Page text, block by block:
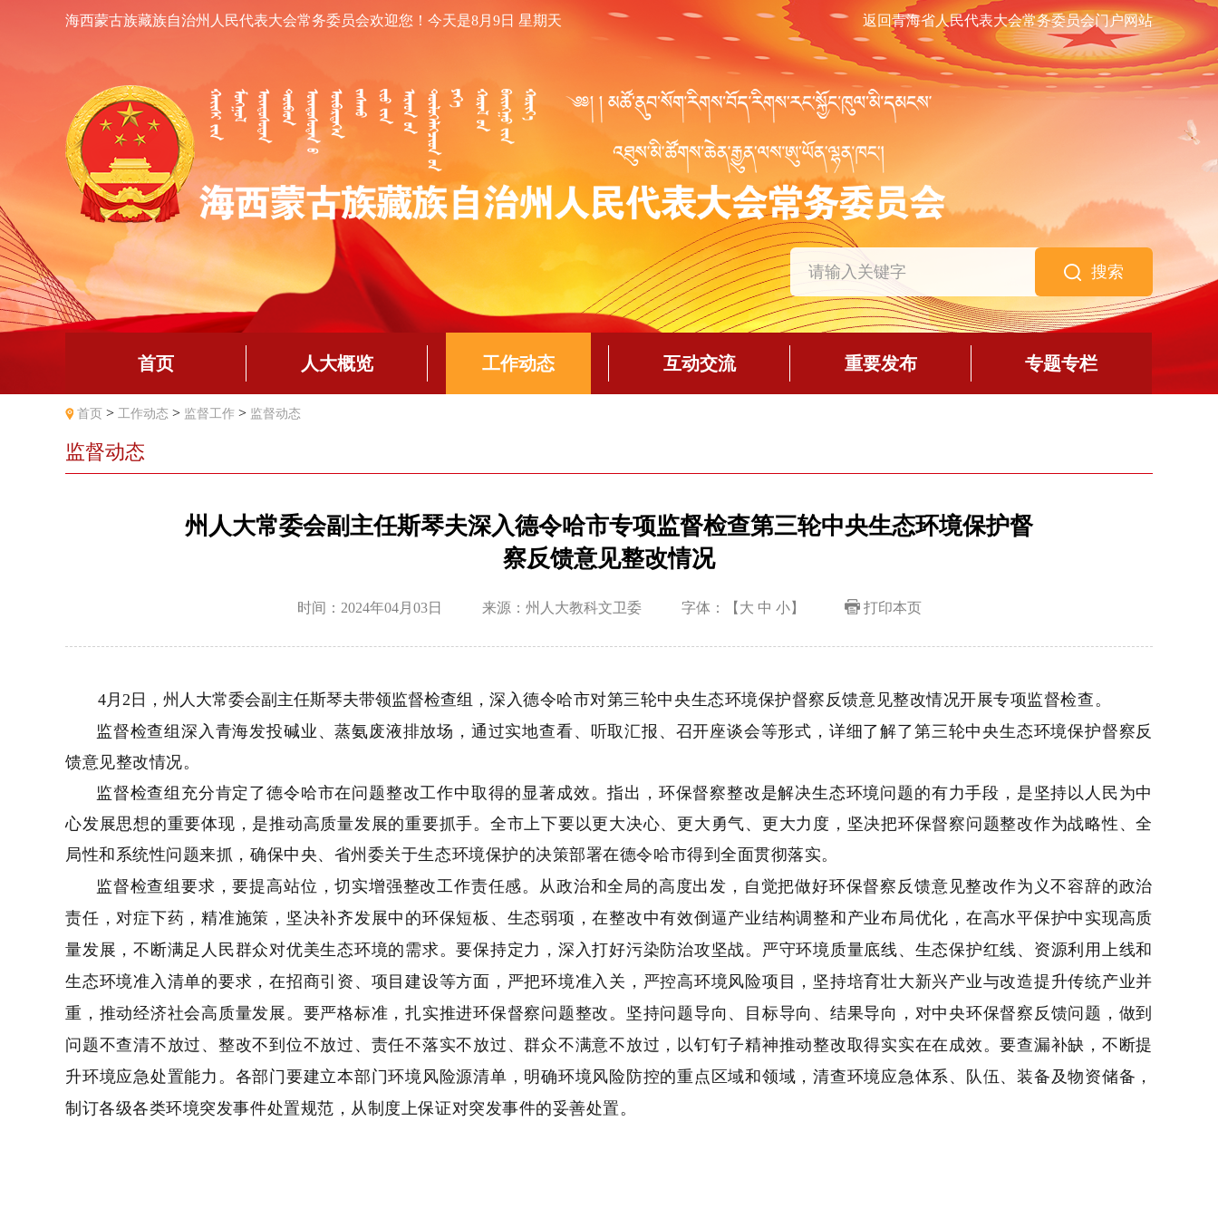
海西蒙古族藏族自治州人民代表大会常务委员会欢迎您！ 今天是8月9日 星期天 返回青海省人民代表大会常务委员会门户网站
搜索
首页 人大概览 工作动态 互动交流 重要发布 专题专栏
首页 > 工作动态 > 监督工作 > 监督动态
监督动态
州人大常委会副主任斯琴夫深入德令哈市专项监督检查第三轮中央生态环境保护督
察反馈意见整改情况
时间：2024年04月03日 来源：州人大教科文卫委 字体：【 大 中 小】 打印本页
4月 2 日 ，州人大常委会副主任斯琴夫带领监督检查组， 深入德令哈市对第三轮中央生态环境保护督察反馈意见整改情况开展专项监督检查。
监督检查组深入青海发投碱业、蒸氨废液排放场，通过实地查看、听取汇报、召开座谈会等形式，详细了解了第三轮中央生态环境保护督察反
馈意见整改情况。
监督检查组充分肯定了德令哈市在问题整改工作中取得的显著成效。指出，环保督察整改是解决生态环境问题的有力手段，是坚持以人民为中
心发展思想的重要体现，是推动高质量发展的重要抓手。全市上下要以更大决心、更大勇气、更大力度，坚决把环保督察问题整改作为战略性、全
局性和系统性问题来抓，确保中央、省州委关于生态环境保护的决策部署在德令哈市得到全面贯彻落实。
监督检查组要求，要提高站位，切实增强整改工作责任感。 从政治和全局的高度出发，自觉把做好环保督察反馈意见整改作为义不容辞的政治
责任，对症下药，精准施策，坚决补齐发展中的环保短板、生态弱项，在整改中有效倒逼产业结构调整和产业布局优化，在高水平保护中实现高质
量发展，不断满足人民群众对优美生态环境的需求。要保持定力，深入打好污染防治攻坚战。
严守环境质量底线、生态保护红线、资源利用上线和
生态环境准入清单的要求，在招商引资、项目建设等方面，严把环境准入关，严控高环境风险项目，坚持培育壮大新兴产业与改造提升传统产业并
重，推动经济社会高质量发展。 要严格标准，扎实推进环保督察问题整改。 坚持问题导向、目标导向、结果导向，对中央环保督察反馈问题，做到
问题不查清不放过、整改不到位不放过、责任不落实不放过、群众不满意不放过，以钉钉子精神推动整改取得实实在在成效。要查漏补缺，不断提
升环境应急处置能力。 各部门要建立本部门环境风险源清单，明确环境风险防控的重点区域和领域，清查环境应急体系、队伍、装备及物资储备，
制订各级各类环境突发事件处置规范，从制度上保证对突发事件的妥善处置。